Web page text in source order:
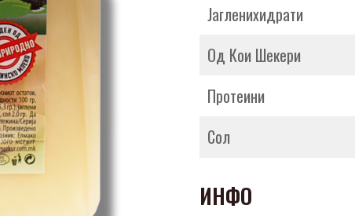
Јагленихидрати
Од Кои Шекери
Протеини
Сол
ИНФО